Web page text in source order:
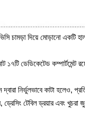
চামড়া দিয়ে মোড়ানো একটি
১৭টি ডেডিকেটেড
দ্বারা নির্ভুলভাবে কাটা
ড্রেসিং টেবিল ড্রয়ার এবং